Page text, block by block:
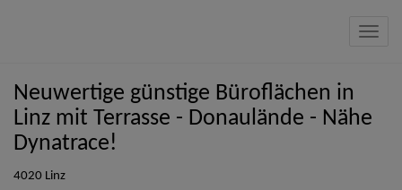
Neuwertige günstige Büroflächen in
Linz mit Terrasse - Donaulände - Nähe
Dynatrace!
4020 Linz